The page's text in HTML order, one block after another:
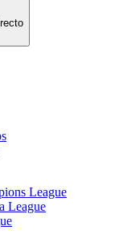
League
League